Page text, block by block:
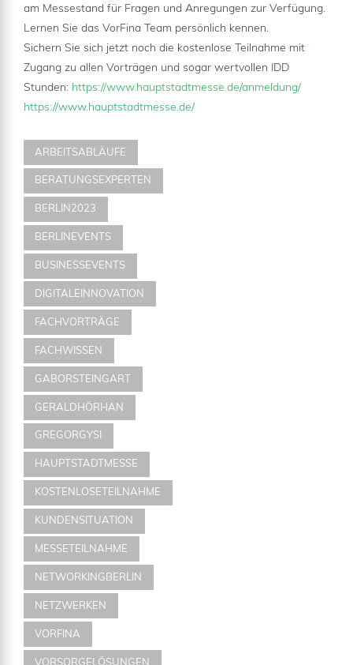
am Messestand für Fragen und Anregungen zur Verfügung.
Lernen Sie das VorFina Team persönlich kennen.
Sichern Sie sich jetzt noch die kostenlose Teilnahme mit
Zugang zu allen Vorträgen und sogar wertvollen IDD
Stunden: https://www.hauptstadtmesse.de/anmeldung/
https://www.hauptstadtmesse.de/
ARBEITSABLÄUFE
BERATUNGSEXPERTEN
BERLIN2023
BERLINEVENTS
BUSINESSEVENTS
DIGITALEINNOVATION
FACHVORTRÄGE
FACHWISSEN
GABORSTEINGART
GERALDHÖRHAN
GREGORGYSI
HAUPTSTADTMESSE
KOSTENLOSETEILNAHME
KUNDENSITUATION
MESSETEILNAHME
NETWORKINGBERLIN
NETZWERKEN
VORFINA
VORSORGELÖSUNGEN